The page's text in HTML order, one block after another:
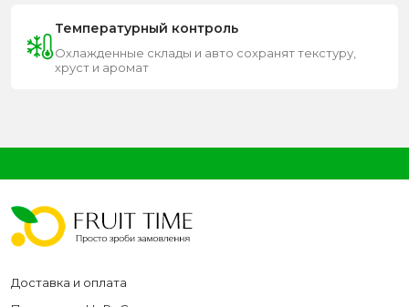
Температурный контроль
Охлажденные склады и авто сохранят текстуру,
хруст и аромат
Доставка и оплата